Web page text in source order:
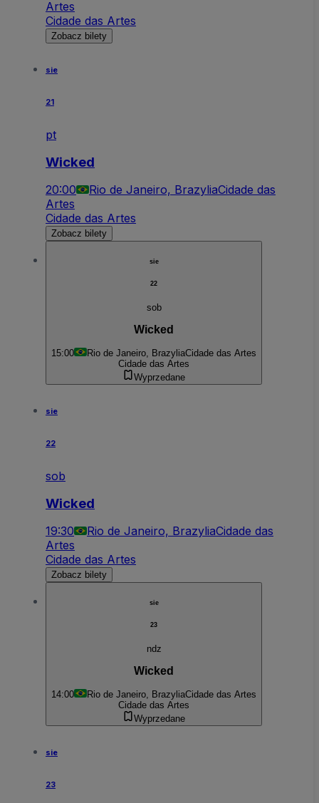
Artes
Cidade das Artes
Zobacz bilety
sie
21
pt
Wicked
20:00 Rio de Janeiro, BrazyliaCidade das
Artes
Cidade das Artes
Zobacz bilety
sie
22
sob
Wicked
15:00 Rio de Janeiro, BrazyliaCidade das Artes
Cidade das Artes
Wyprzedane
sie
22
sob
Wicked
19:30 Rio de Janeiro, BrazyliaCidade das
Artes
Cidade das Artes
Zobacz bilety
sie
23
ndz
Wicked
14:00 Rio de Janeiro, BrazyliaCidade das Artes
Cidade das Artes
Wyprzedane
sie
23